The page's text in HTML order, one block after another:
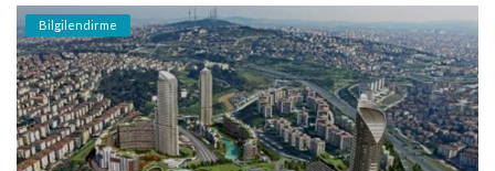
Bilgilendirme